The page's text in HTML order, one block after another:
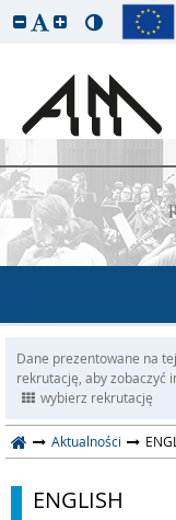
Dane prezentowane na
rekrutację, aby zobaczyć
wybierz rekrutację
Aktualności
ENGLISH